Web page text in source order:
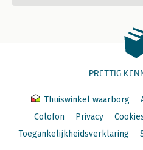
PRETTIG
Thuiswinkel waarborg
Colofon
Privacy
Toegankelijkheidsverklaring